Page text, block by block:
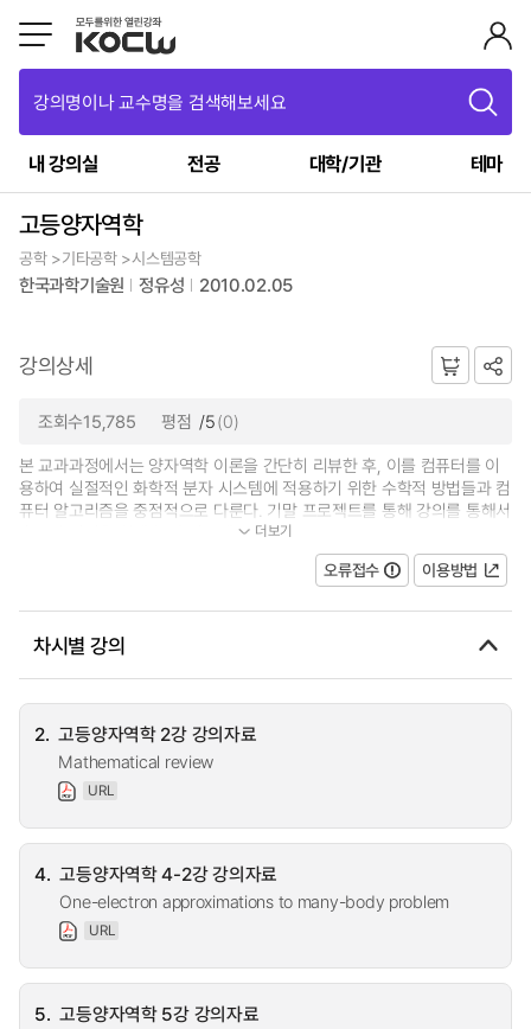
강의명이나 교수명을 검색해보세요
내 강의실 전공 대학/기관 테마
고등양자역학
공학 >기타공학 >시스템공학
한국과학기술원 정유성 2010.02.05
강의상세
조회수15,785 평점 /5(0)
본 교과과정에서는 양자역학 이론을 간단히 리뷰한 후, 이를 컴퓨터를 이
용하여 실절적인 화학적 분자 시스템에 적용하기 위한 수학적 방법들과 컴
퓨터 알고리즘을 중점적으로 다룬다. 기말 프로젝트를 통해 강의를 통해서
습득된 지식을 실제 분자 시스템... 더보기
오류접수 이용방법
차시별 강의
2. 고등양자역학 2강 강의자료
Mathematical review
URL
4. 고등양자역학 4-2강 강의자료
One-electron approximations to many-body problem
URL
5. 고등양자역학 5강 강의자료